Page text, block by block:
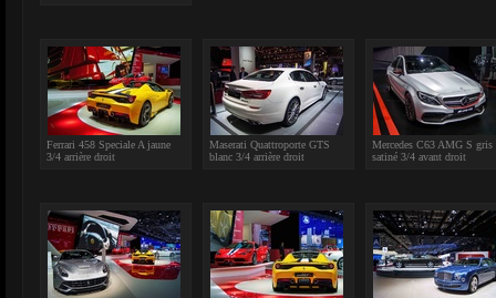
Ferrari 458 Speciale A jaune
3/4 arrière droit
Maserati Quattroporte GTS
blanc 3/4 arrière droit
Mercedes C63 AMG S gris
satiné 3/4 avant droit